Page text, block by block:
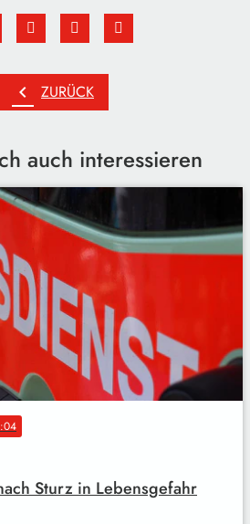
chevron_left ZURÜCK
auch interessieren
Sturz in Lebensgefahr